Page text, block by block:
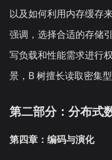
以及如何利用内存缓存
强调，选择合适的存储
写负载和性能需求进行
景，B 树擅长读取密集型
第二部分：分布式
第四章：编码与演化